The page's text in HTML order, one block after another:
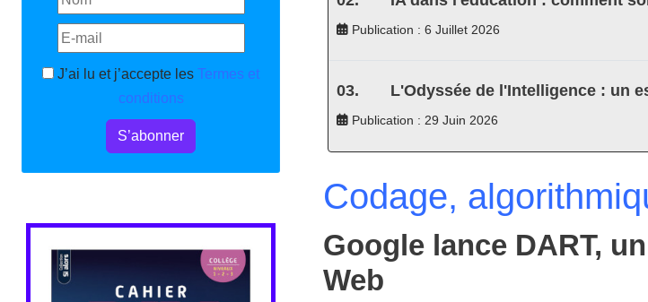
J’ai lu et j’accepte les Termes et
conditions
S’abonner
Publication : 6 Juillet 2026
L'Odyssée de l'Intelligence : un
Publication : 29 Juin 2026
Codage,
Google lance DART,
Web